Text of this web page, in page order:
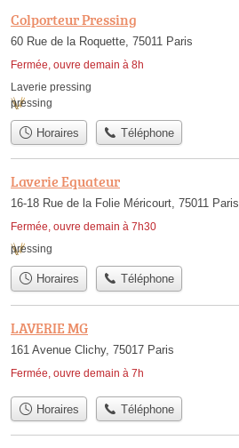
Colporteur Pressing
60 Rue de la Roquette, 75011 Paris
Fermée, ouvre demain à 8h
Laverie pressing
pressing
Horaires Téléphone
Laverie Equateur
16-18 Rue de la Folie Méricourt, 75011 Paris
Fermée, ouvre demain à 7h30
pressing
Horaires Téléphone
LAVERIE MG
161 Avenue Clichy, 75017 Paris
Fermée, ouvre demain à 7h
Horaires Téléphone